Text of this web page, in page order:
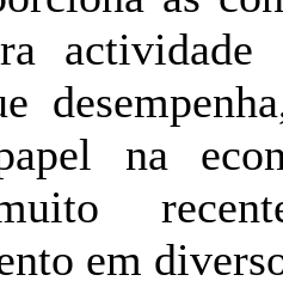
actividade
na
em